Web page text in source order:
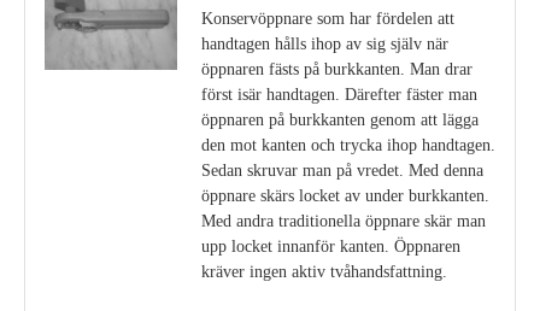
Konservöppnare som har fördelen att
handtagen hålls ihop av sig själv när
öppnaren fästs på burkkanten. Man drar
först isär handtagen. Därefter fäster man
öppnaren på burkkanten genom att lägga
den mot kanten och trycka ihop handtagen.
Sedan skruvar man på vredet. Med denna
öppnare skärs locket av under burkkanten.
Med andra traditionella öppnare skär man
upp locket innanför kanten. Öppnaren
kräver ingen aktiv tvåhandsfattning.